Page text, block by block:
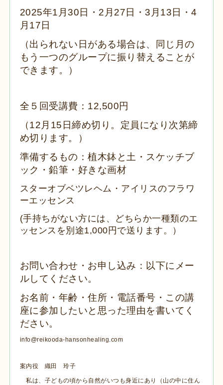
2025年1月30日・2月27日・3月13日・4
月17 日
（出られない日がある場合は、同じ月の
もう一つのグループに振り替えることが
できます。）
全５回受講費：12,500円
（12月15 日締め切り。定員になり次第締
め切ります。）
準備するもの：植木鉢と土・スケッチブ
ック・鉛筆・好きな画材
スターオブベツレヘム・アイリスのフラワ
ーエッセンス
(手持ちがない方には、どちらか一種類のエ
ッセンスを別途1,000円で送ります。）
お問い合わせ・お申し込み：以下にメー
ルしてください。
お名前・年齢・住所・電話番号・この講
座に参加したいと思った理由を書いてく
ださい。
info@reikooda-hansonhealing.com
案内役 織田 玲子
私は、子どもの頃から自然がいつも身近にあり（山の中に住ん